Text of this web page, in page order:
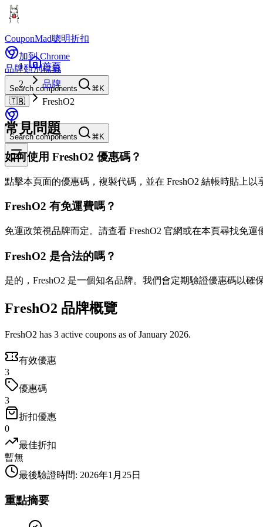
CouponMad聰明折扣
加到 Chrome
品牌類別標籤
Search components
⌘K
🇹🇼
Search components ⌘K
首頁
品牌
FreshO2
常見問題
如何使用 FreshO2 優惠碼？
點擊本頁面的優惠碼，複製代碼，並在 FreshO2 結帳時貼上以
FreshO2 有免運費嗎？
免運政策視品牌而定。請查看 FreshO2 官網或在本頁尋找免運
FreshO2 是合法的嗎？
是的，FreshO2 是一個知名品牌。我們會定期驗證優惠碼以確
FreshO2 品牌概覽
FreshO2 has 3 active coupons as of January 2026.
有效優惠
3
優惠碼
3
折扣優惠
0
最佳折扣
暫無
最後驗證時間: 2026年1月25日
重點摘要